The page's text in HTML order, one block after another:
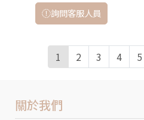
詢問客服人員
1 2 3 4 5
關於我們